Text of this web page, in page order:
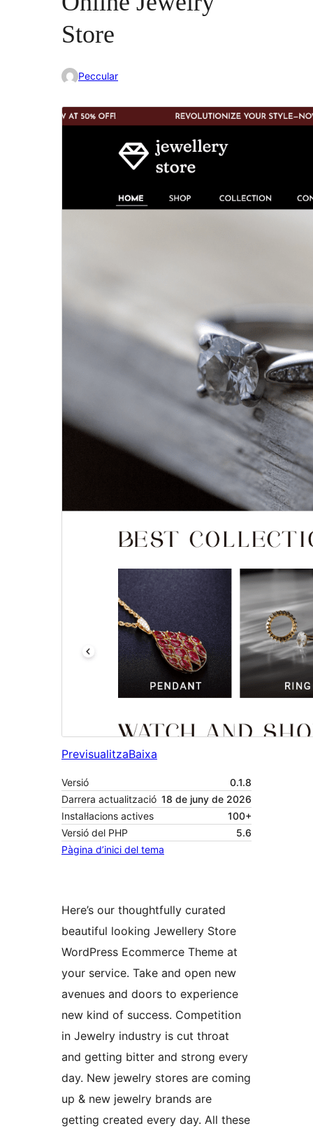
Store
Peccular
PrevisualitzaBaixa
Versió
0.1.8
Darrera actualització 18 de juny de 2026
Instal·lacions actives
100+
Versió del PHP
5.6
Pàgina d’inici del tema
Here’s our thoughtfully curated
beautiful looking Jewellery Store
WordPress Ecommerce Theme at
your service. Take and open new
avenues and doors to experience
new kind of success. Competition
in Jewelry industry is cut throat
and getting bitter and strong every
day. New jewelry stores are coming
up & new jewelry brands are
getting created every day. All these